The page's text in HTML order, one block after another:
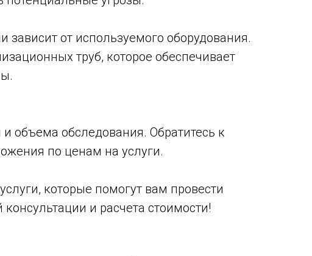
от используемого оборудования.
труб, которое обеспечивает
объема обследования. Обратитесь к
по ценам на услуги.
которые помогут вам провести
и расчета стоимости!